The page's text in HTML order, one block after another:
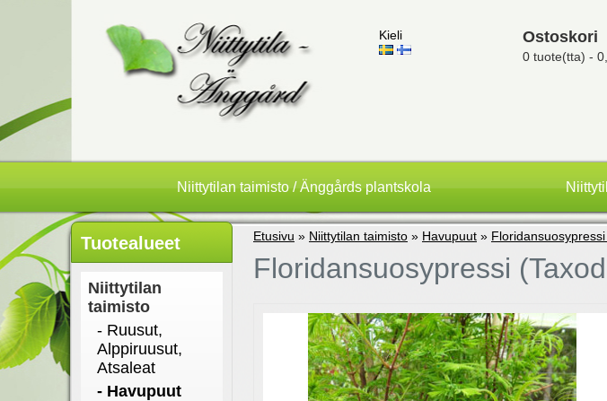
Kieli Ostoskori
0 tuote(tta) -
Niittytilan taimisto / Änggårds plantskola
Tuotealueet
Niittytilan
taimisto
- Ruusut,
Alppiruusut,
Atsaleat
- Havupuut
Etusivu » Niittytilan taimisto » Havupuut »
Floridansuosypressi